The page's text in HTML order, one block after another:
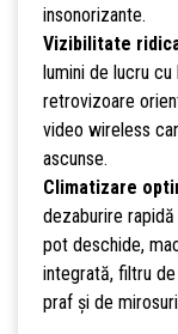
insonorizante.
Vizibilitate
lumini de lucru
retrovizoare
video wireless
ascunse.
Climatizare
dezaburire
pot deschide,
integrată, filtru
praf și de